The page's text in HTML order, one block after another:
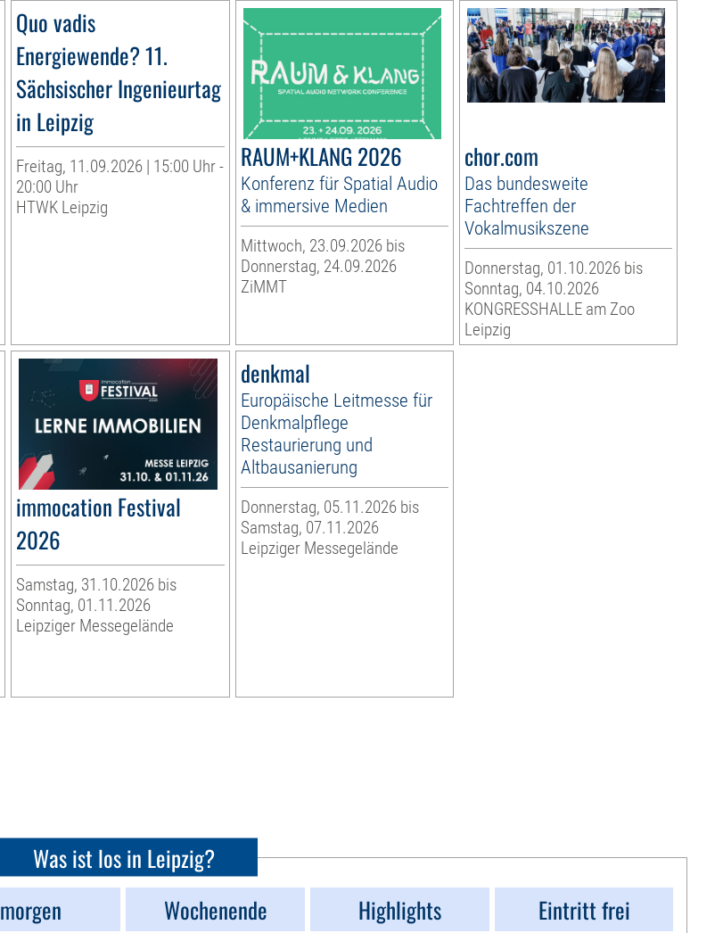
Quo vadis
Energiewende? 11.
Sächsischer Ingenieurtag
in Leipzig
Freitag, 11.09.2026 | 15:00 Uhr -
20:00 Uhr
HTWK Leipzig
RAUM+KLANG 2026
Konferenz für Spatial Audio
& immersive Medien
Mittwoch, 23.09.2026 bis
Donnerstag, 24.09.2026
ZiMMT
chor.com
Das bundesweite
Fachtreffen der
Vokalmusikszene
Donnerstag, 01.10.2026 bis
Sonntag, 04.10.2026
KONGRESSHALLE am Zoo
Leipzig
immocation Festival
2026
Samstag, 31.10.2026 bis
Sonntag, 01.11.2026
Leipziger Messegelände
denkmal
Europäische Leitmesse für
Denkmalpflege
Restaurierung und
Altbausanierung
Donnerstag, 05.11.2026 bis
Samstag, 07.11.2026
Leipziger Messegelände
Was ist los in Leipzig?
morgen Wochenende Highlights Eintritt frei